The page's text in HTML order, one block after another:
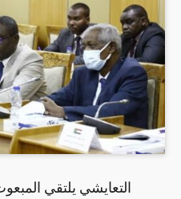
التعايشي يلتقي